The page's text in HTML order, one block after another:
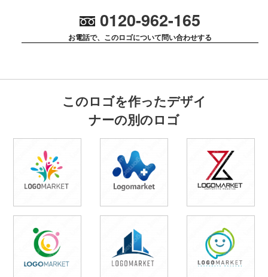
0120-962-165
お電話で、このロゴについて問い合わせする
このロゴを作ったデザイ
ナーの別のロゴ